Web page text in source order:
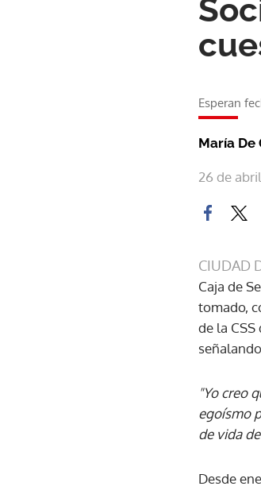
Esperan
María De
26 de
CIUDAD
Caja de
tomado,
de la
"Yo creo
egoísmo
de vida
Desde